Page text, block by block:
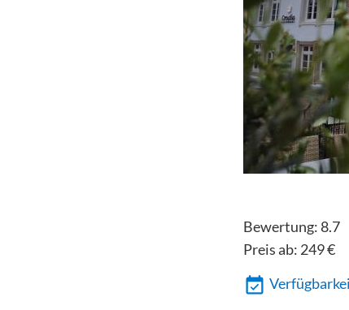
Bewertung: 8.7
Preis ab: 249€